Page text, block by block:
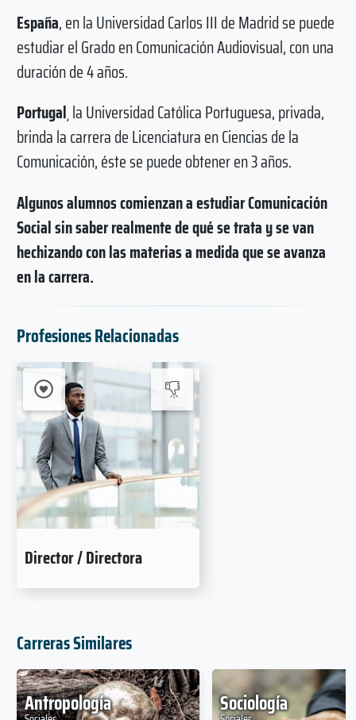
España, en la Universidad Carlos III de Madrid se puede
estudiar el Grado en Comunicación Audiovisual, con una
duración de 4 años.
Portugal¸ la Universidad Católica Portuguesa, privada,
brinda la carrera de Licenciatura en Ciencias de la
Comunicación, éste se puede obtener en 3 años.
Algunos alumnos comienzan a estudiar Comunicación
Social sin saber realmente de qué se trata y se van
hechizando con las materias a medida que se avanza
en la carrera.
Profesiones Relacionadas
Director / Directora
Carreras Similares
Antropología Sociología